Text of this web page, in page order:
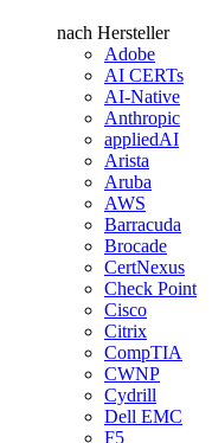
nach Hersteller
Adobe
AI CERTs
AI-Native
Anthropic
appliedAI
Arista
Aruba
AWS
Barracuda
Brocade
CertNexus
Check Point
Cisco
Citrix
CompTIA
CWNP
Cydrill
Dell EMC
F5